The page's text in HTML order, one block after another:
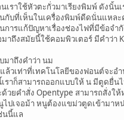
เราใช้หัวตะกั่วมาเรียงพิมพ์ ดังนั้น
กับที่เห็นในเครื่องพิมพ์ดีดนั่นแหล
การแก้ปัญหาเรื่องช่องไฟที่มีข้อจำ
าถึงสมัยนี้ใช้คอมพิวเตอร์ มีคำว่า
มาถึงคำว่า นม
แล้วเท่าที่เทคโนโลยีของฟอนต์จะอำ
ราก็สามารถออกแบบให้ น มีตูดยื่น
ด้วยคำสั่ง Opentype สามารถสั่งใ
ไปเจอม้า หนูต้องแขม่วตูดเข้ามาห
นนี้แล